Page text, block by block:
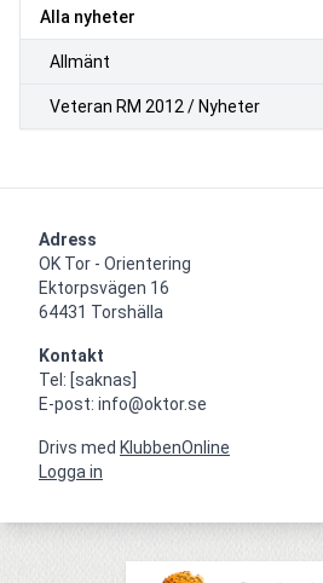
Alla nyheter
Allmänt
Veteran RM 2012 / Nyheter
Adress
OK Tor - Orientering
Ektorpsvägen 16
64431 Torshälla
Kontakt
Tel: [saknas]
E-post: info@oktor.se
Drivs med KlubbenOnline
Logga in